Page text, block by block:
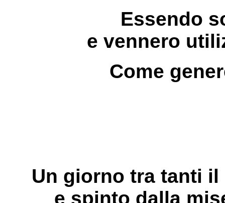
Essendo
e vennero
Come
Un giorno tra tanti
e spinto dalla